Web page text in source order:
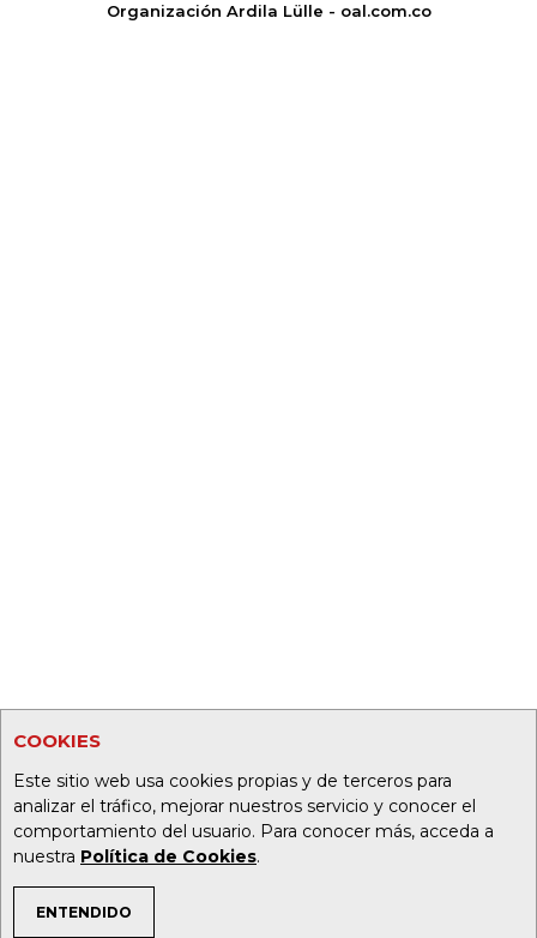
COOKIES
Este sitio web usa cookies propias y de terceros para
analizar el tráfico, mejorar nuestros servicio y conocer el
comportamiento del usuario. Para conocer más, acceda a
nuestra Política de Cookies.
ENTENDIDO
TEMAS DE INTERÉS
Organización Ardila Lülle - oal.com.co